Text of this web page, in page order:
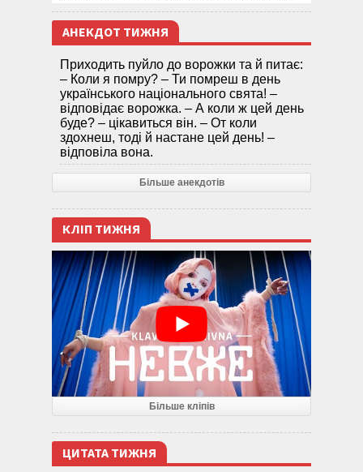
АНЕКДОТ ТИЖНЯ
Приходить пуйло до ворожки та й питає:
– Коли я помру? – Ти помреш в день
українського національного свята! –
відповідає ворожка. – А коли ж цей день
буде? – цікавиться він. – От коли
здохнеш, тоді й настане цей день! –
відповіла вона.
Більше анекдотів
КЛІП ТИЖНЯ
Більше кліпів
ЦИТАТА ТИЖНЯ